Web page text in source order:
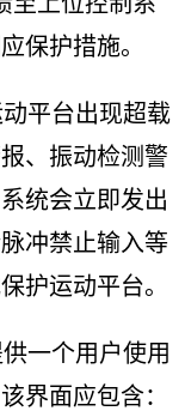
保护措施。
平台出现超载
、振动检测警
统会立即发出
冲禁止输入等
护运动平台。
一个用户使用
界面应包含：